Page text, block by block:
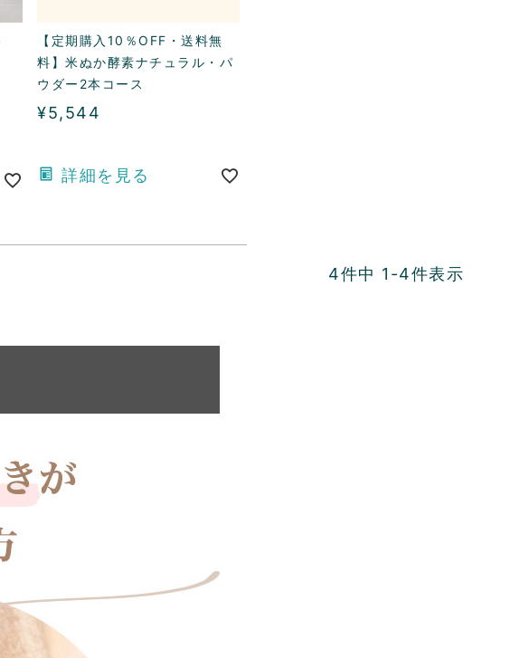
【定期購入10％OFF・送料無
料】米ぬか酵素ナチュラル・パ
ウダー2本コース
¥5,544
詳細を見る
4件中 1 -4件表示